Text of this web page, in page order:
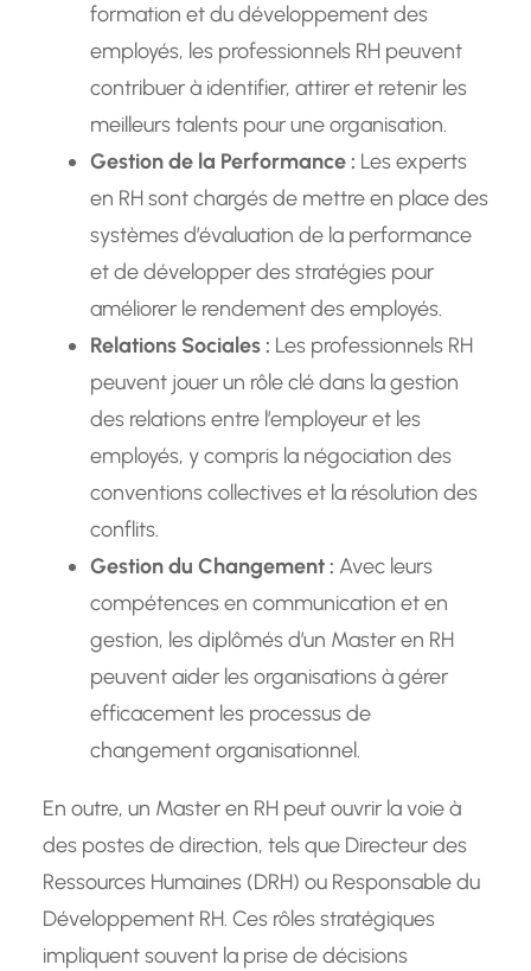
formation et du développement des
employés, les professionnels RH peuvent
contribuer à identifier, attirer et retenir les
meilleurs talents pour une organisation.
Gestion de la Performance : Les experts
en RH sont chargés de mettre en place des
systèmes d’évaluation de la performance
et de développer des stratégies pour
améliorer le rendement des employés.
Relations Sociales : Les professionnels RH
peuvent jouer un rôle clé dans la gestion
des relations entre l’employeur et les
employés, y compris la négociation des
conventions collectives et la résolution des
conflits.
Gestion du Changement : Avec leurs
compétences en communication et en
gestion, les diplômés d’un Master en RH
peuvent aider les organisations à gérer
efficacement les processus de
changement organisationnel.
En outre, un Master en RH peut ouvrir la voie à
des postes de direction, tels que Directeur des
Ressources Humaines (DRH) ou Responsable du
Développement RH. Ces rôles stratégiques
impliquent souvent la prise de décisions